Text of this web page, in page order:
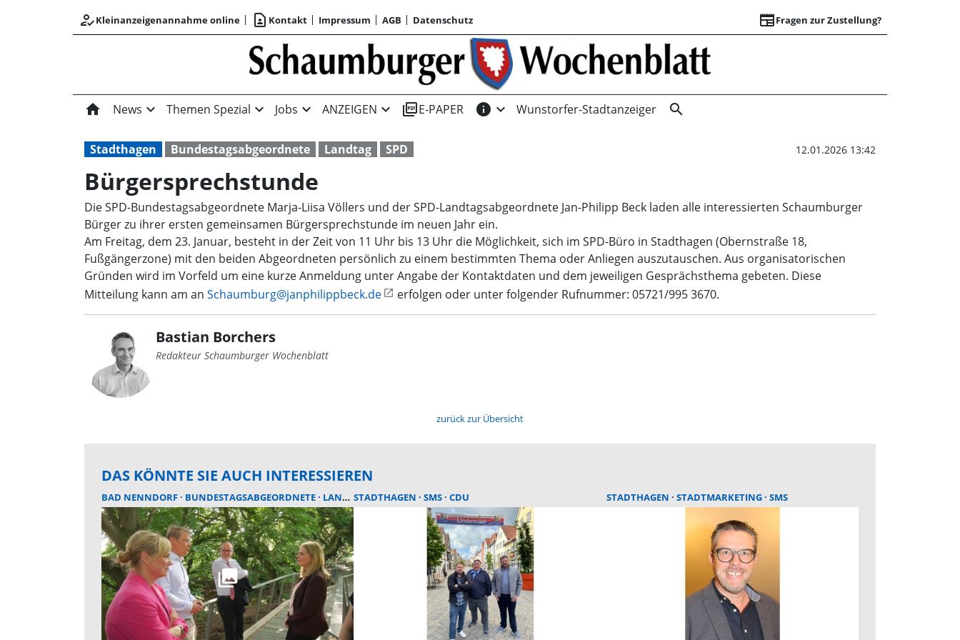
how_to_regKleinanzeigenannahme online contact_page Kontakt Impressum AGB Datenschutz newspaperFragen zur Zustellung?
home News expand_more Themen Spezial expand_more Jobs expand_more ANZEIGEN expand_more picture_as_pdfE-PAPER info expand_more Wunstorfer-Stadtanzeiger search
Stadthagen Bundestagsabgeordnete Landtag SPD 12.01.2026 13:42
Bürgersprechstunde
Die SPD-Bundestagsabgeordnete Marja-Liisa Völlers und der SPD-Landtagsabgeordnete Jan-Philipp Beck laden alle interessierten Schaumburger
Bürger zu ihrer ersten gemeinsamen Bürgersprechstunde im neuen Jahr ein.
Am Freitag, dem 23. Januar, besteht in der Zeit von 11 Uhr bis 13 Uhr die Möglichkeit, sich im SPD-Büro in Stadthagen (Obernstraße 18,
Fußgängerzone) mit den beiden Abgeordneten persönlich zu einem bestimmten Thema oder Anliegen auszutauschen. Aus organisatorischen
Gründen wird im Vorfeld um eine kurze Anmeldung unter Angabe der Kontaktdaten und dem jeweiligen Gesprächsthema gebeten. Diese
Mitteilung kann am an Schaumburg@janphilippbeck.de erfolgen oder unter folgender Rufnummer: 05721/995 3670.
Bastian Borchers
Redakteur Schaumburger Wochenblatt
zurück zur Übersicht
DAS KÖNNTE SIE AUCH INTERESSIEREN
BAD NENNDORF BUNDESTAGSABGEORDNETE LANDESGARTENSCHAU BAD NENNDORF STADTHAGEN SMS CDU STADTHAGEN STADTMARKETING SMS